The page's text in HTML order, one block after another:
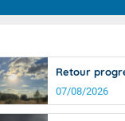
des
Retour
07/08/2026